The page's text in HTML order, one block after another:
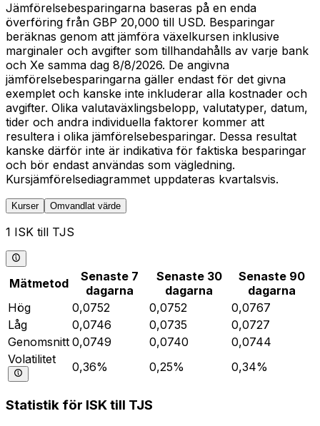
Jämförelsebesparingarna baseras på en enda
överföring från GBP 20,000 till USD. Besparingar
beräknas genom att jämföra växelkursen inklusive
marginaler och avgifter som tillhandahålls av varje bank
och Xe samma dag 8/8/2026. De angivna
jämförelsebesparingarna gäller endast för det givna
exemplet och kanske inte inkluderar alla kostnader och
avgifter. Olika valutaväxlingsbelopp, valutatyper, datum,
tider och andra individuella faktorer kommer att
resultera i olika jämförelsebesparingar. Dessa resultat
kanske därför inte är indikativa för faktiska besparingar
och bör endast användas som vägledning.
Kursjämförelsediagrammet uppdateras kvartalsvis.
Kurser Omvandlat värde
1 ISK till TJS
Mätmetod
Senaste 7
dagarna
Senaste 30
dagarna
Senaste 90
dagarna
Hög
0,0752 0,0752
0,0767
Låg
0,0746 0,0735
0,0727
Genomsnitt 0,0749 0,0740
0,0744
Volatilitet
0,36% 0,25% 0,34%
Statistik för ISK till TJS